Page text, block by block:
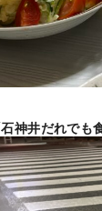
神井だれでも